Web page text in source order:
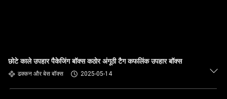
छोटे काले उपहार पैकेजिंग बॉक्स कठोर अंगूठी टैग कफलिंक उपहार बॉक्स
ढक्कन और बेस बॉक्स 2025-05-14